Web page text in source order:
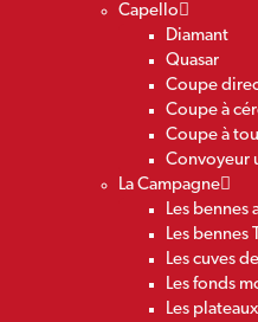
Capello
Diamant
Quasar
Coupe
Coupe à
Coupe à
Convoyeur
La Campagne
Les bennes
Les bennes
Les cuves
Les fonds
Les